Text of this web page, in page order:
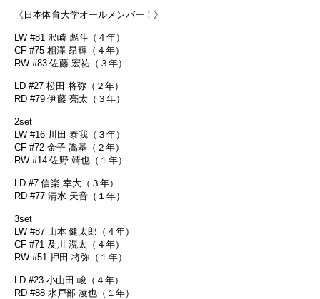
《日本体育大学オールメンバー！》
LW #81 沢崎 彪斗（４年）
CF #75 相澤 昂輝（４年）
RW #83 佐藤 宏祐（３年）
LD #27 松田 将弥（２年）
RD #79 伊藤 亮太（３年）
2set
LW #16 川田 泰我（３年）
CF #72 金子 嵩基（２年）
RW #14 佐野 靖也（１年）
LD #7 信楽 幸大（３年）
RD #77 清水 天音（１年）
3set
LW #87 山本 健太郎（４年）
CF #71 及川 滉太（４年）
RW #51 押田 将弥（１年）
LD #23 小山田 峻（４年）
RD #88 水戸部 凌也（１年）